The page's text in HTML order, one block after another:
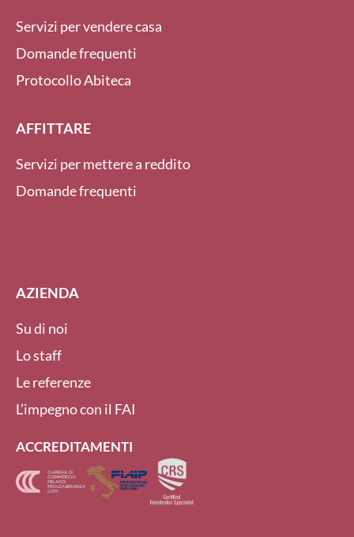
Servizi per vendere casa
Domande frequenti
Protocollo Abiteca
AFFITTARE
Servizi per mettere a reddito
Domande frequenti
AZIENDA
Su di noi
Lo staff
Le referenze
L’impegno con il FAI
ACCREDITAMENTI